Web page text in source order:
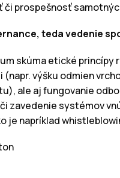
či prospešnosť
teda vedenie
skúma etické princípy
výšku odmien
ale aj fungovanie
zavedenie systémov
je napríklad